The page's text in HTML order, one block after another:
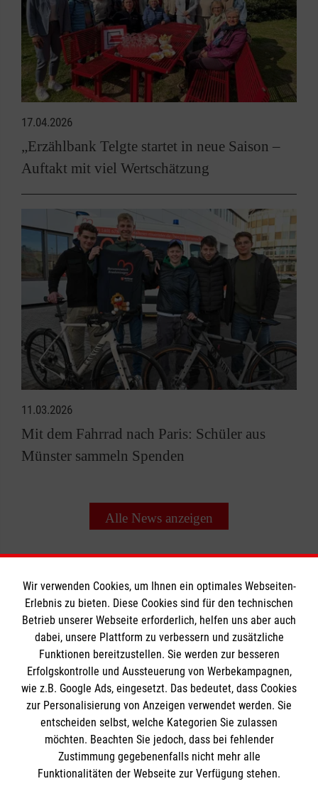
17.04.2026
„Erzählbank Telgte startet in neue Saison –
Auftakt mit viel Wertschätzung
11.03.2026
Mit dem Fahrrad nach Paris: Schüler aus
Münster sammeln Spenden
Alle News anzeigen
Informationen
Impressum
Datenschutz
Kontakt
Die Malteser
Malteser in Deutschland
Malteserorden
Spendenkonto
Wir verwenden Cookies, um Ihnen ein optimales Webseiten-
Erlebnis zu bieten. Diese Cookies sind für den technischen
Betrieb unserer Webseite erforderlich, helfen uns aber auch
dabei, unsere Plattform zu verbessern und zusätzliche
Funktionen bereitzustellen. Sie werden zur besseren
Erfolgskontrolle und Aussteuerung von Werbekampagnen,
wie z.B. Google Ads, eingesetzt. Das bedeutet, dass Cookies
zur Personalisierung von Anzeigen verwendet werden. Sie
entscheiden selbst, welche Kategorien Sie zulassen
möchten. Beachten Sie jedoch, dass bei fehlender
Zustimmung gegebenenfalls nicht mehr alle
Funktionalitäten der Webseite zur Verfügung stehen.